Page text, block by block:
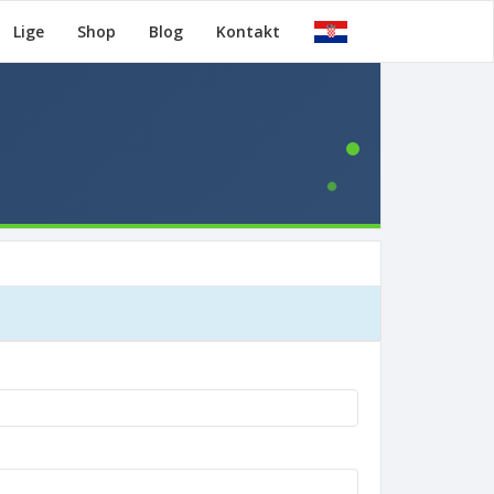
Lige Shop Blog Kontakt